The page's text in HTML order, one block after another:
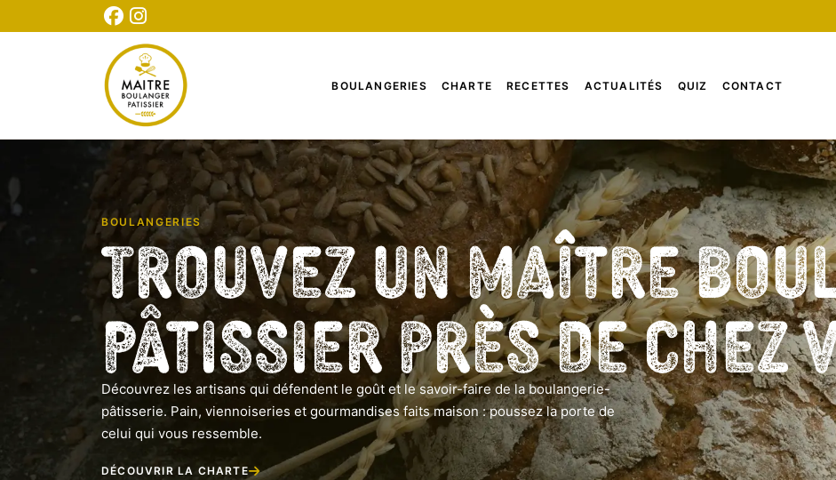
BOULANGERIES CHARTE RECETTES ACTUALITÉS QUIZ CONTACT
INSCRIPTION
TESTEZ NOTRE QUIZ
BOULANGERIES
Trouvez un Maître
Pâtissier près de chez
Découvrez les artisans qui défendent le goût et le savoir-faire de la boulangerie-
pâtisserie. Pain, viennoiseries et gourmandises faits maison : poussez la porte de
celui qui vous ressemble.
DÉCOUVRIR LA CHARTE